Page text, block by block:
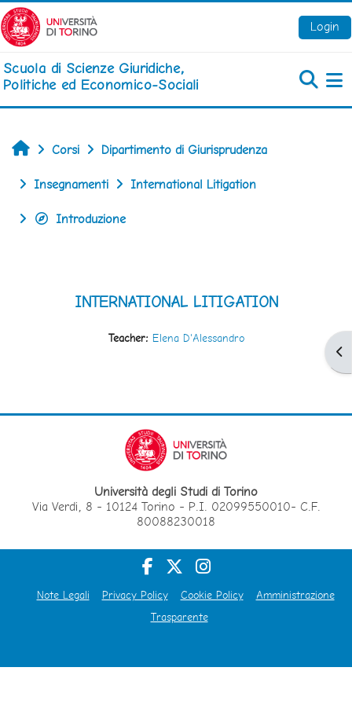
Vai al contenuto principale
Login
Scuola di Scienze Giuridiche,
Politiche ed Economico-Sociali
Home
Corsi Dipartimento di Giurisprudenza
Insegnamenti International Litigation
Introduzione
INTERNATIONAL LITIGATION
Teacher: Elena D'Alessandro
Università degli Studi di Torino
Via Verdi, 8 - 10124 Torino - P.I. 02099550010- C.F.
80088230018
Note Legali Privacy Policy Cookie Policy
Amministrazione
Trasparente